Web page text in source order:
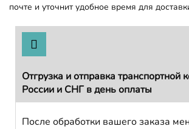
почте и уточнит удобное время для
Отгрузка и отправка транспортной
России и СНГ в день оплаты
После обработки вашего заказа